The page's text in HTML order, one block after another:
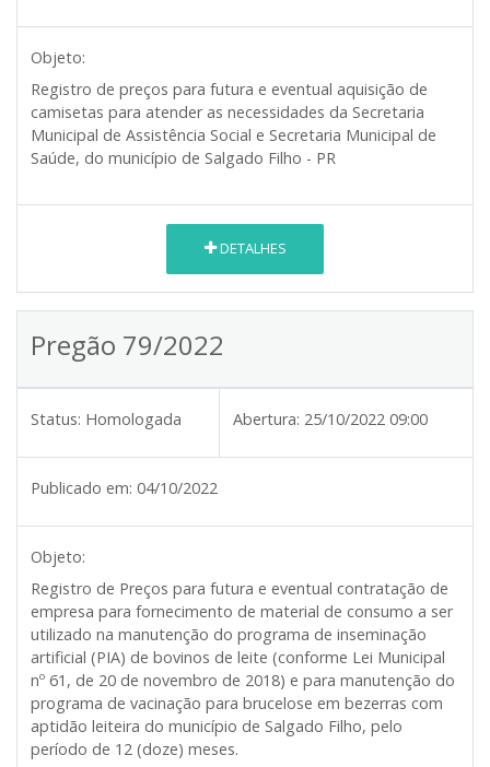
Objeto:
Registro de preços para futura e eventual aquisição de
camisetas para atender as necessidades da Secretaria
Municipal de Assistência Social e Secretaria Municipal de
Saúde, do município de Salgado Filho - PR
DETALHES
Pregão 79/2022
Status: Homologada Abertura: 25/10/2022 09:00
Publicado em: 04/10/2022
Objeto:
Registro de Preços para futura e eventual contratação de
empresa para fornecimento de material de consumo a ser
utilizado na manutenção do programa de inseminação
artificial (PIA) de bovinos de leite (conforme Lei Municipal
nº 61, de 20 de novembro de 2018) e para manutenção do
programa de vacinação para brucelose em bezerras com
aptidão leiteira do município de Salgado Filho, pelo
período de 12 (doze) meses.